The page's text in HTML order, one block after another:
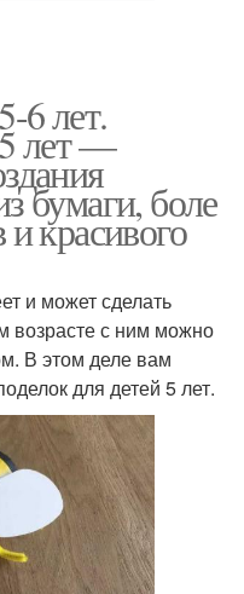
6 лет.
лет —
бумаги, боле
красивого
и может сделать
возрасте с ним можно
В этом деле вам
для детей 5 лет.